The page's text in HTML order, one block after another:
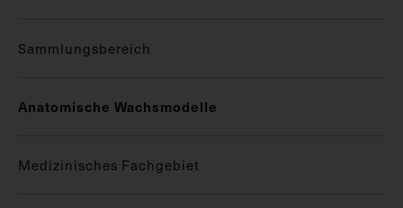
Sammlungsbereich
Anatomische Wachsmodelle
Medizinisches Fachgebiet